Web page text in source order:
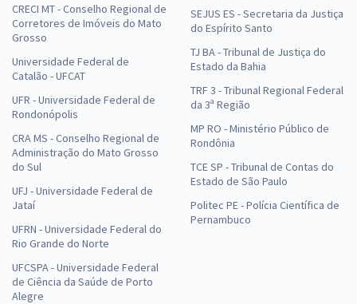
CRECI MT - Conselho Regional de
Corretores de Imóveis do Mato
Grosso
Universidade Federal de
Catalão - UFCAT
UFR - Universidade Federal de
Rondonópolis
CRA MS - Conselho Regional de
Administração do Mato Grosso
do Sul
UFJ - Universidade Federal de
Jataí
UFRN - Universidade Federal do
Rio Grande do Norte
UFCSPA - Universidade Federal
de Ciência da Saúde de Porto
Alegre
SEJUS ES - Secretaria da Justiça
do Espírito Santo
TJ BA - Tribunal de Justiça do
Estado da Bahia
TRF 3 - Tribunal Regional Federal
da 3ª Região
MP RO - Ministério Público de
Rondônia
TCE SP - Tribunal de Contas do
Estado de São Paulo
Politec PE - Polícia Científica de
Pernambuco